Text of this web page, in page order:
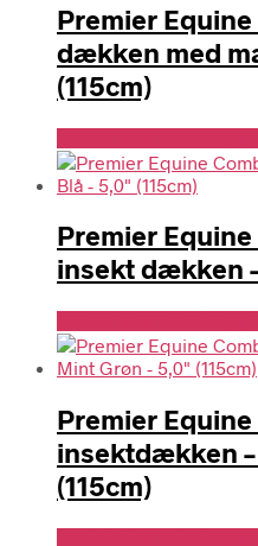
Premier
dækken med
(115cm)
Premier
insekt dækken
Premier
insektdækken
(115cm)